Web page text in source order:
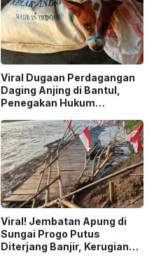
Viral Dugaan Perdagangan
Daging Anjing di Bantul,
Penegakan Hukum
Viral! Jembatan Apung di
Sungai Progo Putus
Diterjang Banjir, Kerugian